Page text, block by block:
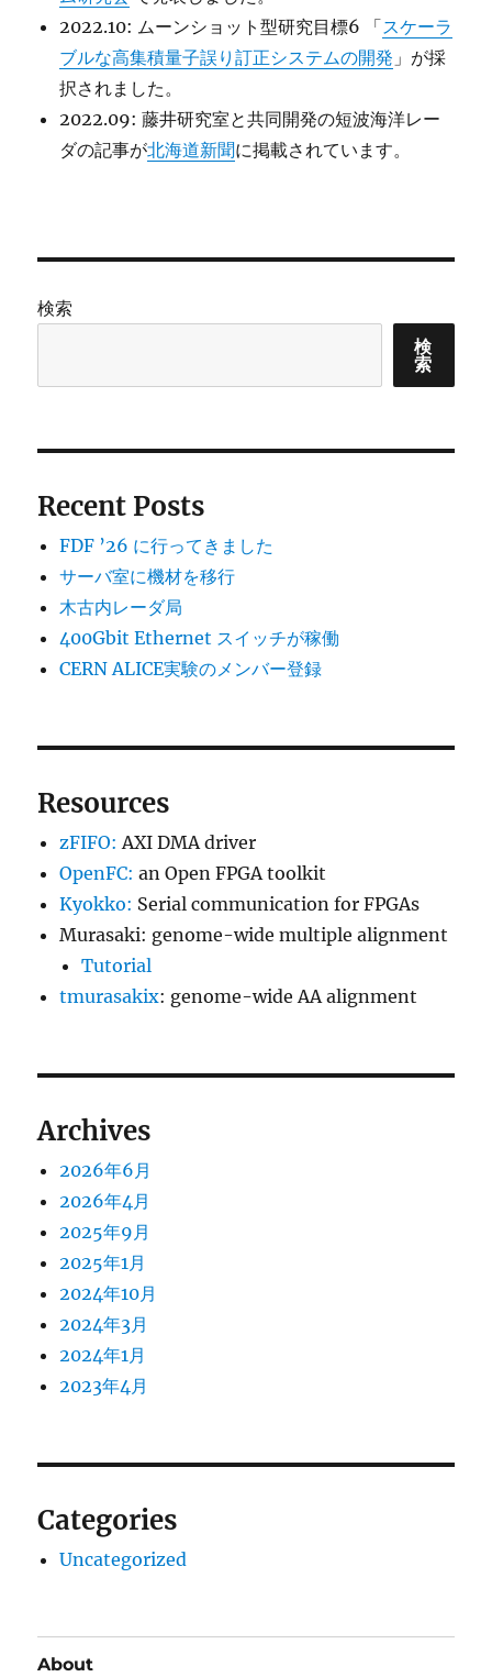
2022.10: ムーンショット型研究目標6 「スケーラ
ブルな高集積量子誤り訂正システムの開発 」が採
択されました。
2022.09: 藤井研究室と共同開発の短波海洋レー
ダの記事が北海道新聞に掲載されています。
検索
検
索
Recent Posts
FDF ’26 に行ってきました
サーバ室に機材を移行
木古内レーダ局
400Gbit Ethernet スイッチが稼働
CERN ALICE実験のメンバー登録
Resources
zFIFO: AXI DMA driver
OpenFC: an Open FPGA toolkit
Kyokko: Serial communication for FPGAs
Murasaki: genome-wide multiple alignment
Tutorial
tmurasakix: genome-wide AA alignment
Archives
2026年6月
2026年4月
2025年9月
2025年1月
2024年10月
2024年3月
2024年1月
2023年4月
Categories
Uncategorized
About